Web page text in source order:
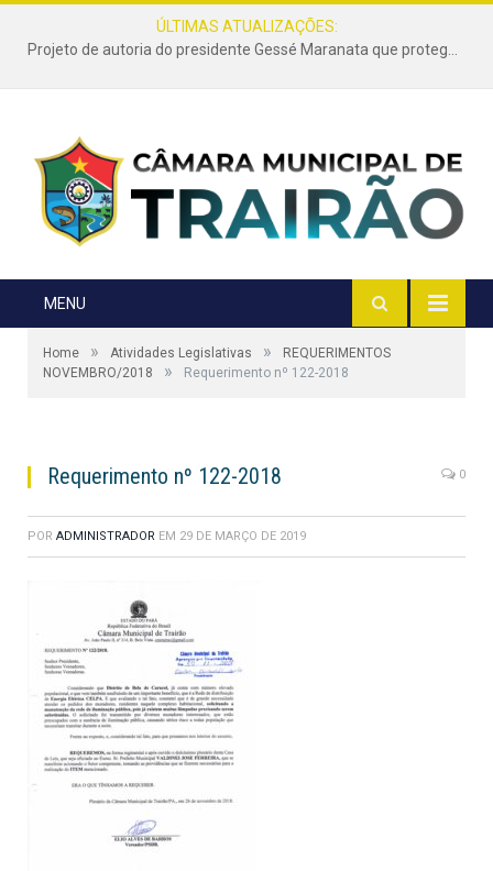
ÚLTIMAS ATUALIZAÇÕES:
Projeto de autoria do presidente Gessé Maranata que protege as estradas vicinais de Trairão é transformado em lei
MENU
Home » Atividades Legislativas »
REQUERIMENTOS
NOVEMBRO/2018
» Requerimento nº 122-2018
Requerimento nº 122-2018 0
POR ADMINISTRADOR EM 29 DE MARÇO DE 2019